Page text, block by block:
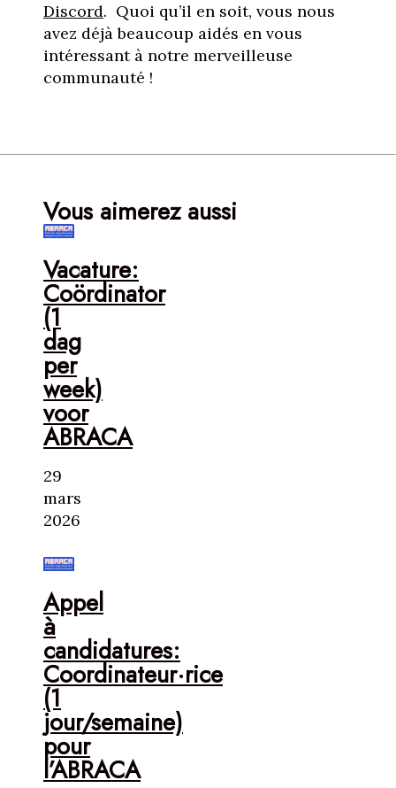
Discord. Quoi qu’il en soit, vous nous
avez déjà beaucoup aidés en vous
intéressant à notre merveilleuse
communauté !
Vous aimerez aussi
Vacature:
Coördinator
(1
dag
per
week)
voor
ABRACA
29
mars
2026
Appel
à
candidatures:
Coordinateur·rice
(1
jour/semaine)
pour
l’ABRACA